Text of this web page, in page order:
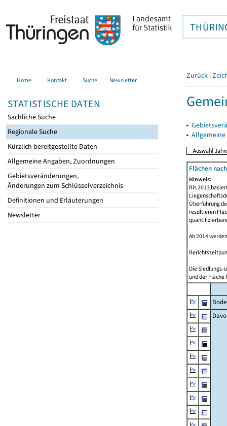
Home Kontakt Suche Newsletter
STATISTISCHE DATEN
Sachliche Suche
Regionale Suche
Kürzlich bereitgestellte Daten
Allgemeine Angaben, Zuordnungen
Gebietsveränderungen,
Änderungen zum Schlüsselverzeichnis
Definitionen und Erläuterungen
Newsletter
Zurück |
▸
▸
Flächen
Hinweis:
Bis 2013
Überführung
resultieren
Ab 2014
Die Siedlungs-
und der Fläche